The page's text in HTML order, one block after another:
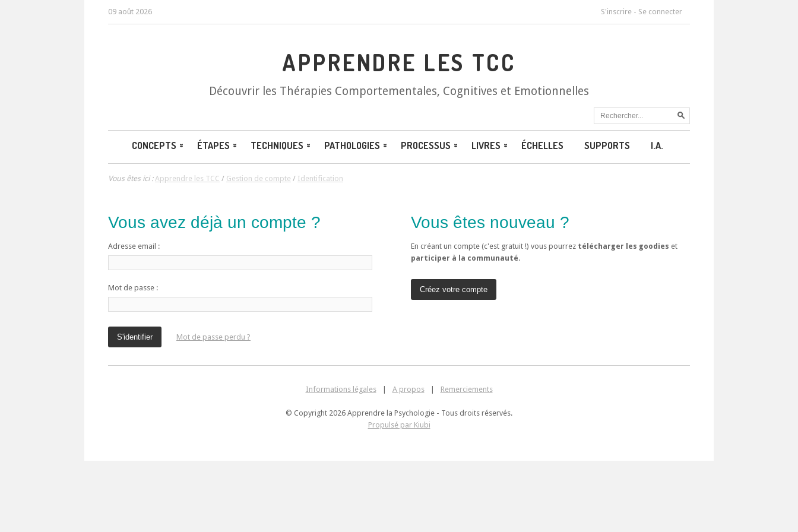
09 août 2026 S'inscrire - Se connecter
APPRENDRE LES TCC
Découvrir les Thérapies Comportementales, Cognitives et Emotionnelles
CONCEPTS ÉTAPES TECHNIQUES PATHOLOGIES PROCESSUS LIVRES ÉCHELLES SUPPORTS I.A.
Vous êtes ici :Apprendre les TCC / Gestion de compte / Identification
Vous avez déjà un compte ?
Adresse email :
Mot de passe :
Mot de passe perdu ?
Vous êtes nouveau ?
En créant un compte (c'est gratuit !) vous pourrez télécharger les goodies et
participer à la communauté.
Informations légales | A propos | Remerciements
© Copyright 2026 Apprendre la Psychologie - Tous droits réservés.
Propulsé par Kiubi